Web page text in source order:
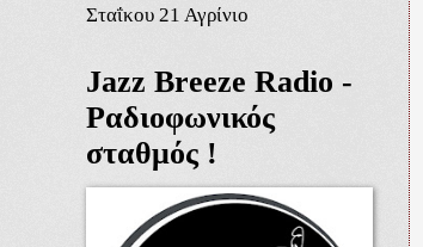
Σταΐκου 21 Αγρίνιο
Jazz Breeze Radio -
Ραδιοφωνικός
σταθμός !